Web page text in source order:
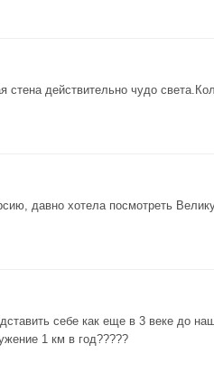
стена действительно чудо
давно хотела посмотреть
себе как еще в 3 веке до
1 км в год?????